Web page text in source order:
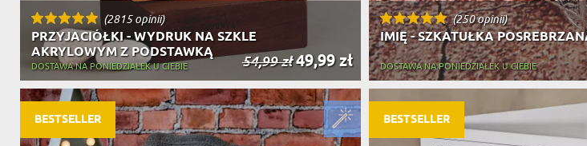
(2815 opinii)
PRZYJACIÓŁKI - WYDRUK NA SZKLE
AKRYLOWYM Z PODSTAWKĄ
54,99 zł49,99 zł
DOSTAWA NA PONIEDZIAŁEK U CIEBIE
(250 opinii)
IMIĘ - SZKATUŁKA
DOSTAWA NA PONIEDZIAŁEK U CIEBIE
BESTSELLER
BESTSELLER